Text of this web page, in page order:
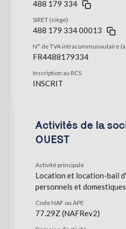
488 179 334
SIRET (siège)
488 179 334 00013
N° de TVA intracommunautaire
FR4488179334
Inscription au RCS
INSCRIT
Activités de la
OUEST
Activité principale
Location et location-bail
personnels et domestiques
Code NAF ou APE
77.29Z (NAFRev2)